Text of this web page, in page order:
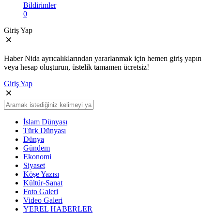
Bildirimler
0
Giriş Yap
Haber Nida ayrıcalıklarından yararlanmak için hemen giriş yapın
veya hesap oluşturun, üstelik tamamen ücretsiz!
Giriş Yap
İslam Dünyası
Türk Dünyası
Dünya
Gündem
Ekonomi
Siyaset
Köşe Yazısı
Kültür-Sanat
Foto Galeri
Video Galeri
YEREL HABERLER